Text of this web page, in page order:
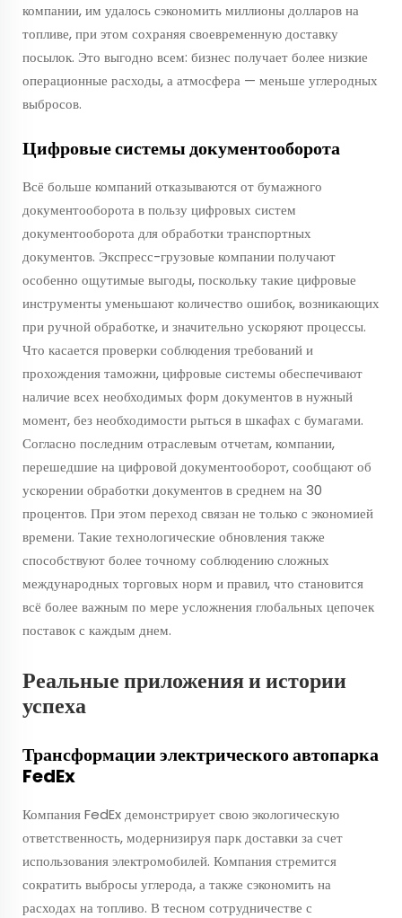
компании, им удалось сэкономить миллионы долларов на
топливе, при этом сохраняя своевременную доставку
посылок. Это выгодно всем: бизнес получает более низкие
операционные расходы, а атмосфера — меньше углеродных
выбросов.
Цифровые системы документооборота
Всё больше компаний отказываются от бумажного
документооборота в пользу цифровых систем
документооборота для обработки транспортных
документов. Экспресс-грузовые компании получают
особенно ощутимые выгоды, поскольку такие цифровые
инструменты уменьшают количество ошибок, возникающих
при ручной обработке, и значительно ускоряют процессы.
Что касается проверки соблюдения требований и
прохождения таможни, цифровые системы обеспечивают
наличие всех необходимых форм документов в нужный
момент, без необходимости рыться в шкафах с бумагами.
Согласно последним отраслевым отчетам, компании,
перешедшие на цифровой документооборот, сообщают об
ускорении обработки документов в среднем на 30
процентов. При этом переход связан не только с экономией
времени. Такие технологические обновления также
способствуют более точному соблюдению сложных
международных торговых норм и правил, что становится
всё более важным по мере усложнения глобальных цепочек
поставок с каждым днем.
Реальные приложения и истории
успеха
Трансформации электрического автопарка
FedEx
Компания FedEx демонстрирует свою экологическую
ответственность, модернизируя парк доставки за счет
использования электромобилей. Компания стремится
сократить выбросы углерода, а также сэкономить на
расходах на топливо. В тесном сотрудничестве с